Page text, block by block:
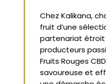
Chez Kalikana,
fruit d’une
partenariat étroit
producteurs
Fruits Rouges
savoureuse et